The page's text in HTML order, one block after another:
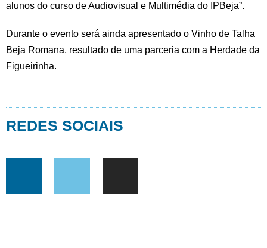
alunos do curso de Audiovisual e Multimédia do IPBeja”.
Durante o evento será ainda apresentado o Vinho de Talha
Beja Romana, resultado de uma parceria com a Herdade da
Figueirinha.
REDES SOCIAIS